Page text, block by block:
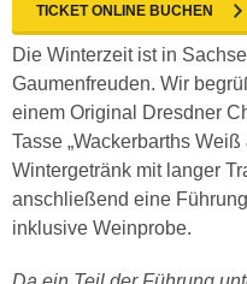
TICKET ONLINE BUCHEN
Die Winterzeit ist in
Gaumenfreuden. Wir
einem Original Dresdner
Tasse „Wackerbarths
Wintergetränk mit langer
anschließend eine
inklusive Weinprobe.